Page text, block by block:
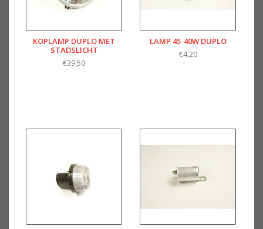
KOPLAMP DUPLO MET
STADSLICHT
€39,50
LAMP 45-40W DUPLO
€4,20